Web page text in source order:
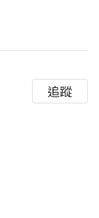
追蹤